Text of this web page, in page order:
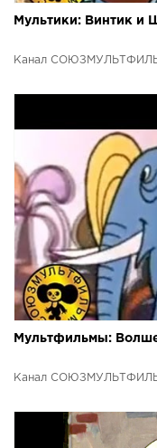
Мультики: Винтик и
Канал
Мультфильмы:
Канал